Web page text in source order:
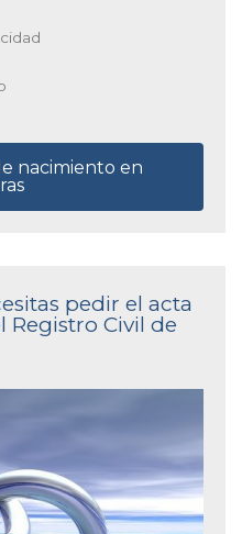
nacimiento en
pedir el acta
Civil de